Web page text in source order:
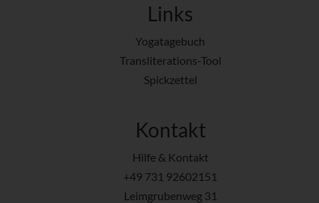
Links
Yogatagebuch
Transliterations-Tool
Spickzettel
Kontakt
Hilfe & Kontakt
+49 731 92602151
Leimgrubenweg 31